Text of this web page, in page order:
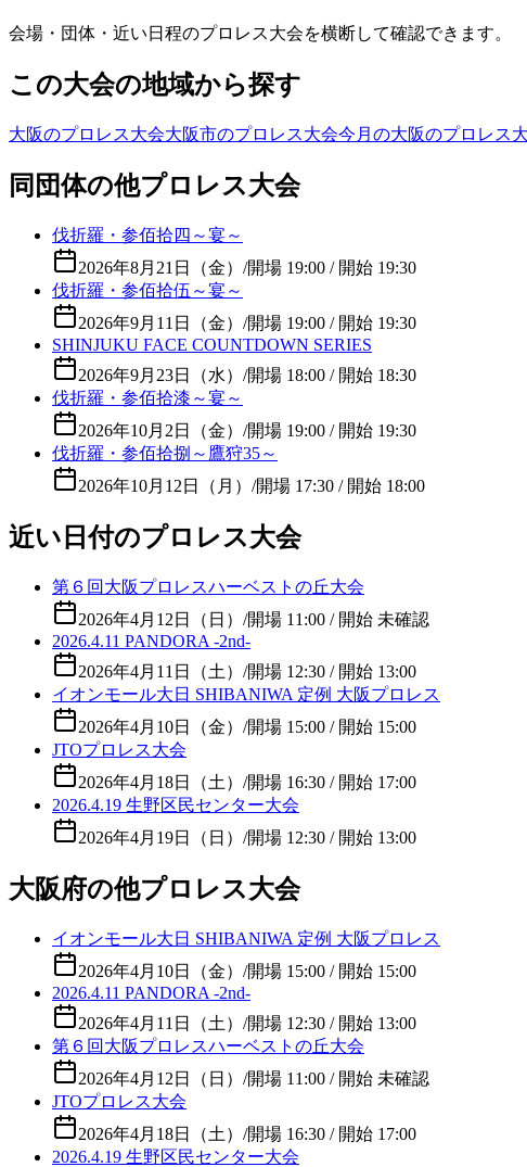
会場・団体・近い日程のプロレス大会を横断して確認できます。
この大会の地域から探す
大阪のプロレス大会大阪市のプロレス大会今月の大阪のプロレス
同団体の他プロレス大会
伐折羅・参佰拾四～宴～
2026年8月21日（金） /開場 19:00 / 開始 19:30
伐折羅・参佰拾伍～宴～
2026年9月11日（金） /開場 19:00 / 開始 19:30
SHINJUKU FACE COUNTDOWN SERIES
2026年9月23日（水） /開場 18:00 / 開始 18:30
伐折羅・参佰拾漆～宴～
2026年10月2日（金） /開場 19:00 / 開始 19:30
伐折羅・参佰拾捌～鷹狩35～
2026年10月12日（月） /開場 17:30 / 開始 18:00
近い日付のプロレス大会
第６回大阪プロレスハーベストの丘大会
2026年4月12日（日） /開場 11:00 / 開始 未確認
2026.4.11 PANDORA -2nd-
2026年4月11日（土） /開場 12:30 / 開始 13:00
イオンモール大日 SHIBANIWA 定例 大阪プロレス
2026年4月10日（金） /開場 15:00 / 開始 15:00
JTOプロレス大会
2026年4月18日（土） /開場 16:30 / 開始 17:00
2026.4.19 生野区民センター大会
2026年4月19日（日） /開場 12:30 / 開始 13:00
大阪府の他プロレス大会
イオンモール大日 SHIBANIWA 定例 大阪プロレス
2026年4月10日（金） /開場 15:00 / 開始 15:00
2026.4.11 PANDORA -2nd-
2026年4月11日（土） /開場 12:30 / 開始 13:00
第６回大阪プロレスハーベストの丘大会
2026年4月12日（日） /開場 11:00 / 開始 未確認
JTOプロレス大会
2026年4月18日（土） /開場 16:30 / 開始 17:00
2026.4.19 生野区民センター大会